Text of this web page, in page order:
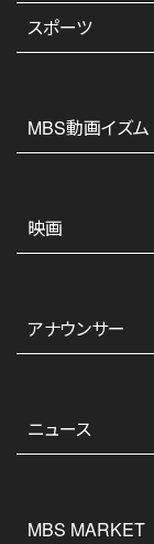
スポーツ
MBS動画イズム
映画
アナウンサー
ニュース
MBS MARKET